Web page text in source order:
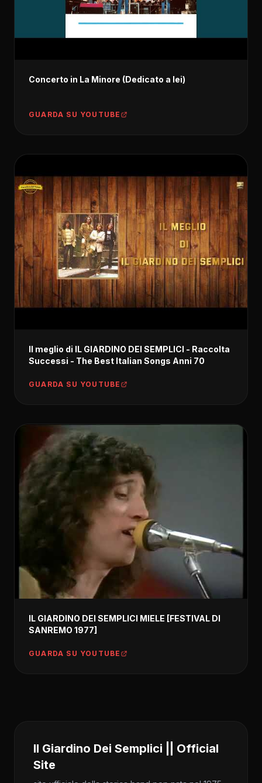
Concerto in La Minore (Dedicato a lei)
GUARDA SU YOUTUBE
Il meglio di IL GIARDINO DEI SEMPLICI - Raccolta
Successi - The Best Italian Songs Anni 70
GUARDA SU YOUTUBE
IL GIARDINO DEI SEMPLICI MIELE [FESTIVAL DI
SANREMO 1977]
GUARDA SU YOUTUBE
Il Giardino Dei Semplici || Official
Site